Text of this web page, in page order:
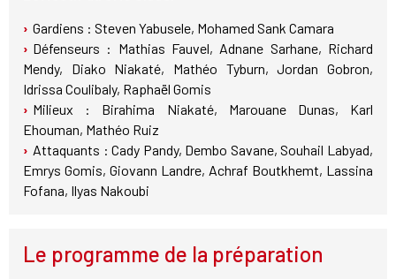
Gardiens : Steven Yabusele, Mohamed Sank Camara
Défenseurs : Mathias Fauvel, Adnane Sarhane, Richard
Mendy, Diako Niakaté, Mathéo Tyburn, Jordan Gobron,
Idrissa Coulibaly, Raphaël Gomis
Milieux : Birahima Niakaté, Marouane Dunas, Karl
Ehouman, Mathéo Ruiz
Attaquants : Cady Pandy, Dembo Savane, Souhail Labyad,
Emrys Gomis, Giovann Landre, Achraf Boutkhemt, Lassina
Fofana, Ilyas Nakoubi
Le programme de la préparation